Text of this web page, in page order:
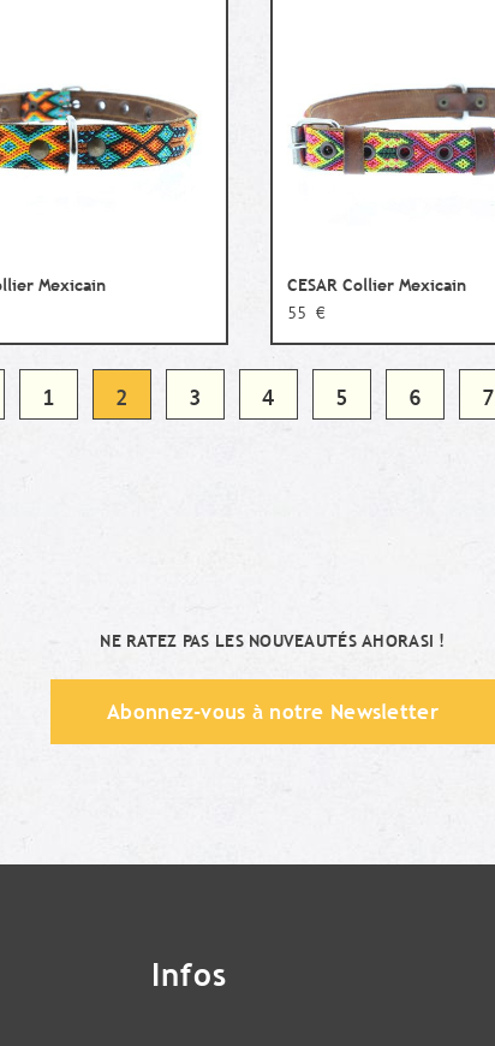
Mexicain
CESAR Collier Mexicain
55 €
1 2 3 4 5 6 7
NE RATEZ PAS LES NOUVEAUTÉS AHORASI !
Abonnez-vous à notre Newsletter
Infos